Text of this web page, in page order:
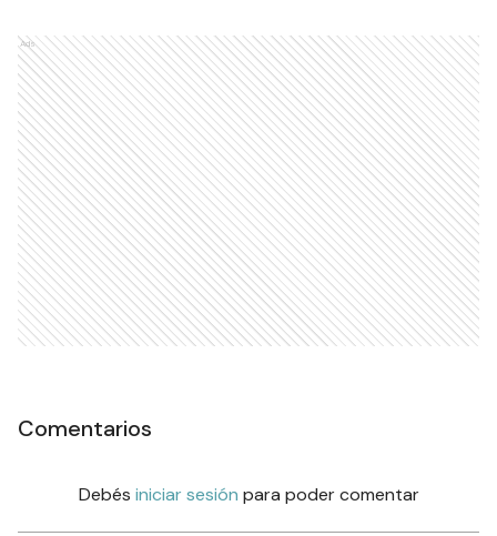
Ads
Comentarios
Debés iniciar sesión para poder comentar